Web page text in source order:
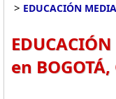
> EDUCACIÓN
en